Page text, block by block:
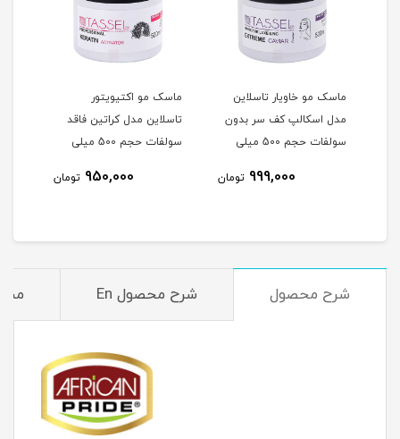
ماسک مو اکتیویتور
تاسلاین مدل کراتین فاقد
سولفات حجم 500 میلی
950,000 تومان
ماسک مو صاف کننده
کراتین برزیلی او جی ایکس
1,350,000 4٪
شرح محصول شرح محصول En